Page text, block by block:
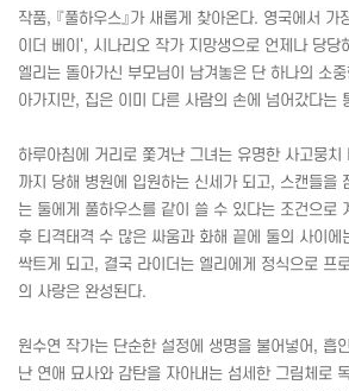
작품, 『풀하우스』가 새롭게 찾아온다. 영국에서
이더 베이', 시나리오 작가 지망생으로 언제나 당당
엘리는 돌아가신 부모님이 남겨놓은 단 하나의 소
아가지만, 집은 이미 다른 사람의 손에 넘어갔다는
하루아침에 거리로 쫓겨난 그녀는 유명한 사고뭉
까지 당해 병원에 입원하는 신세가 되고, 스캔들을
는 둘에게 풀하우스를 같이 쓸 수 있다는 조건으로
후 티격태격 수 많은 싸움과 화해 끝에 둘의 사이에
싹트게 되고, 결국 라이더는 엘리에게 정식으로 프
의 사랑은 완성된다.
원수연 작가는 단순한 설정에 생명을 불어넣어, 흡
난 연애 묘사와 감탄을 자아내는 섬세한 그림체로